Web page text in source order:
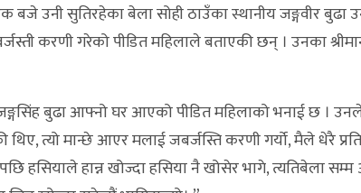
बजे उनी सुतिरहेका बेला सोही ठाउँका स्थानीय जङ्गवीर बुढा
करणी गरेको पीडित महिलाले बताएकी छन् । उनका
बुढा आफ्नो घर आएको पीडित महिलाको भनाई छ ।
थिए, त्यो मान्छे आएर मलाई जबर्जस्ति करणी गर्यो, मैले धेरै
हसियाले हान्न खोज्दा हसिया नै खोसेर भागे, त्यतिबेला सम्म